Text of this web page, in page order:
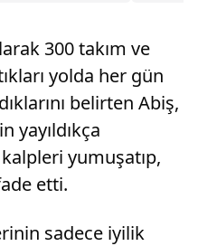
300 takım ve
yolda her gün
belirten Abiş,
yayıldıkça
kalpleri yumuşatıp,
etti.
sadece iyilik